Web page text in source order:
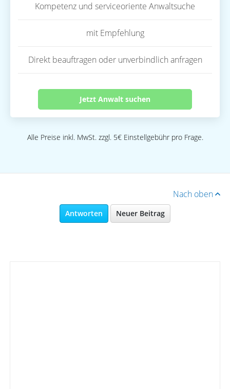
Kompetenz und serviceoriente Anwaltsuche
mit Empfehlung
Direkt beauftragen oder unverbindlich anfragen
Jetzt Anwalt suchen
Alle Preise inkl. MwSt. zzgl. 5€ Einstellgebühr pro Frage.
Nach oben
Antworten Neuer Beitrag